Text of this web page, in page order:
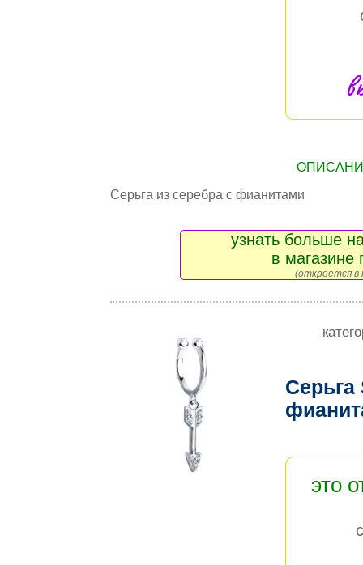
Серьга из серебра с фианитами
узнать больше
в магазине
(откроется в
Серьга
это